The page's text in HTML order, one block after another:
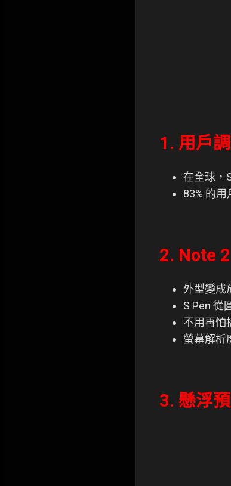
1. 用戶
在全球，
83% 的
2. Note
外型變成
S Pen 從
不用再怕
螢幕解析
3. 懸浮